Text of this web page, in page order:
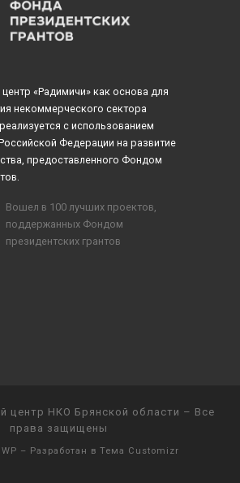
«Радимичи» как основа для
некоммерческого сектора
с использованием
Федерации на развитие
предоставленного Фондом
Вошел в 100 лучших проектов,
поддержанных Фондом
президентских грантов
центр НКО Брянской области – Все
права защищены
WP – Разработан в Тема Customizr